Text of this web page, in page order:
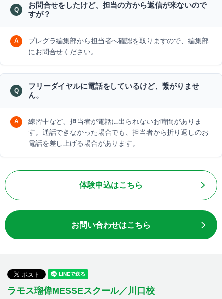
お問合せをしたけど、担当の方から返信が来ないので
すが？
プレグラ編集部から担当者へ確認を取りますので、編集部
にお問合せください。
フリーダイヤルに電話をしているけど、繋がりませ
ん。
練習中など、担当者が電話に出られないお時間がありま
す。通話できなかった場合でも、担当者から折り返しのお
電話を差し上げる場合があります。
体験申込はこちら
お問い合わせはこちら
ラモス瑠偉MESSEスクール／川口校